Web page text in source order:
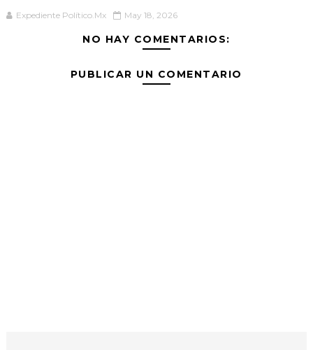
Expediente Político.Mx May 18, 2026
NO HAY COMENTARIOS:
PUBLICAR UN COMENTARIO